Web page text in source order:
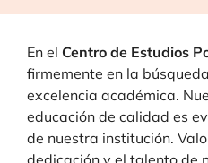
En el Centro de Estudios
firmemente en la
excelencia académica.
educación de calidad es
de nuestra institución.
dedicación y el talento de